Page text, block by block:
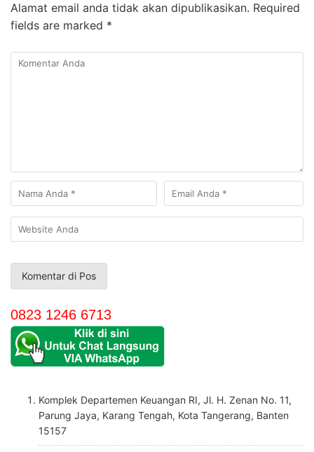
Alamat email anda tidak akan dipublikasikan. Required
fields are marked *
0823 1246 6713
Komplek Departemen Keuangan RI, Jl. H. Zenan No. 11,
Parung Jaya, Karang Tengah, Kota Tangerang, Banten
15157